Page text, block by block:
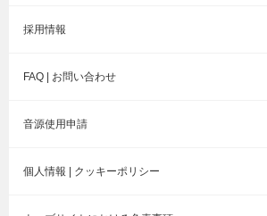
採用情報
FAQ | お問い合わせ
音源使用申請
個人情報 | クッキーポリシー